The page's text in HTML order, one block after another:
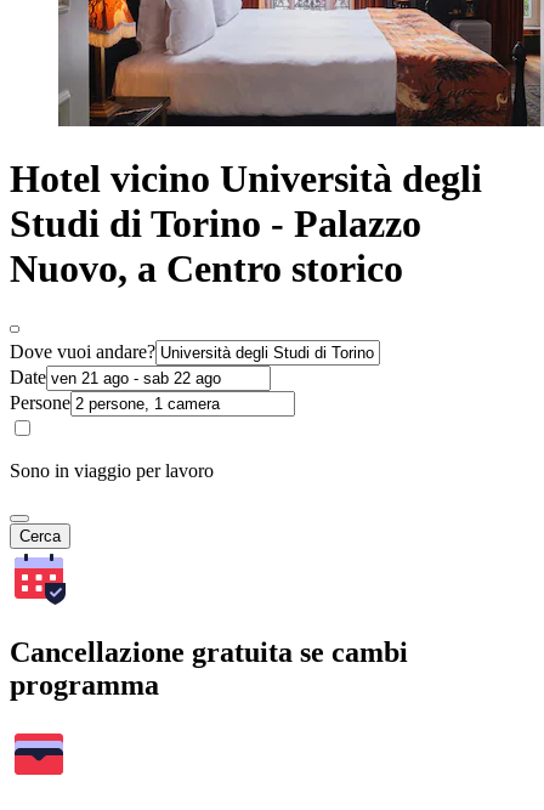
Hotel vicino Università degli
Studi di Torino - Palazzo
Nuovo, a Centro storico
Dove vuoi andare?
Date
Persone
Sono in viaggio per lavoro
Cerca
Cancellazione gratuita se cambi
programma